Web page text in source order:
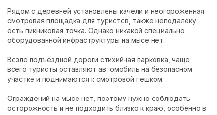
Рядом с деревней установлены качели и неогороженная
смотровая площадка для туристов, также неподалёку
есть пикниковая точка. Однако никакой специально
оборудованной инфраструктуры на мысе нет.
Возле подъездной дороги стихийная парковка, чаще
всего туристы оставляют автомобиль на безопасном
участке и поднимаются к смотровой пешком.
Ограждений на мысе нет, поэтому нужно соблюдать
осторожность и не подходить близко к краю, особенно в